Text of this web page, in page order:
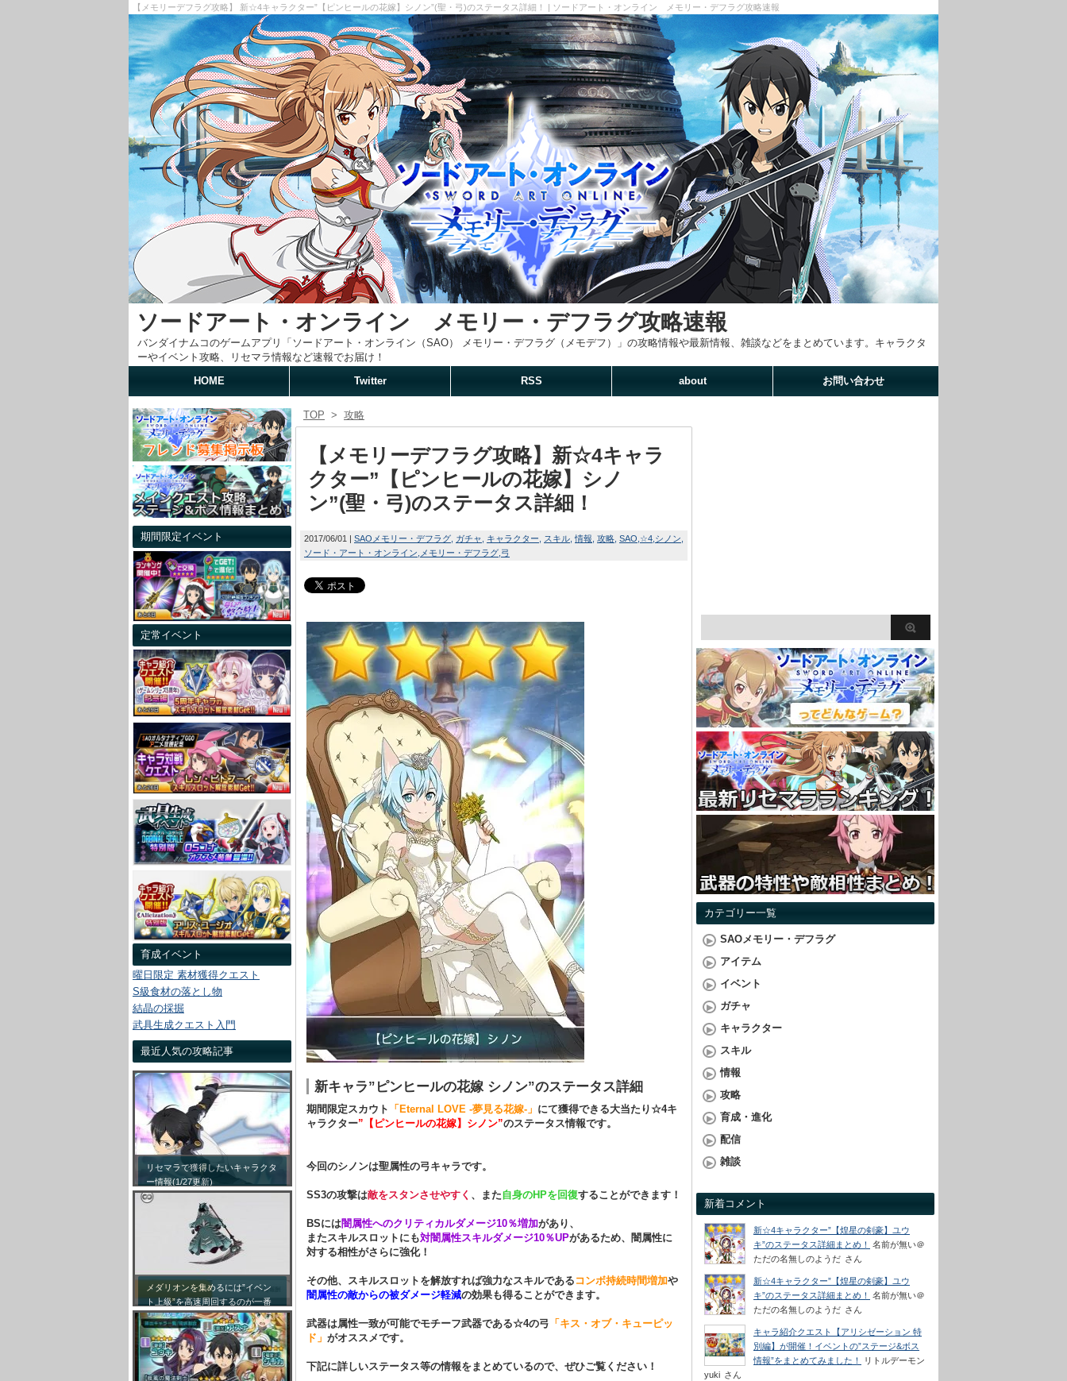
【メモリーデフラグ攻略】 新☆4キャラクター”【ピンヒールの花嫁】シノン”(聖・弓)のステータス詳細！ | ソードアート・オンライン メモリー・デフラグ攻略速報
ソードアート・オンライン メモリー・デフラグ攻略速報
バンダイナムコのゲームアプリ「ソードアート・オンライン（SAO） メモリー・デフラグ（メモデフ）」の攻略情報や最新情報、雑談などをまとめています。キャラクタ
ーやイベント攻略、リセマラ情報など速報でお届け！
HOME
Twitter RSS about お問い合わせ
期間限定イベント
定常イベント
育成イベント
曜日限定 素材獲得クエスト
S級食材の落とし物
結晶の採掘
武具生成クエスト入門
最近人気の攻略記事
リセマラで獲得したいキャラクタ
ー情報(1/27更新)
メダリオンを集めるには”イベン
ト上級”を高速周回するのが一番
効率が良い模様！
TOP > 攻略
【メモリーデフラグ攻略】新☆4キャラ
クター”【ピンヒールの花嫁】シノ
ン”(聖・弓)のステータス詳細！
2017/06/01 SAOメモリー・デフラグ ガチャ キャラクター スキル 情報 攻略 SAO ☆4 シノン
ソード・アート・オンライン メモリー・デフラグ 弓
新キャラ”ピンヒールの花嫁 シノン”のステータス詳細
期間限定スカウト 「Eternal LOVE -夢見る花嫁-」 にて獲得できる大当たり☆4キ
ャラクター”【ピンヒールの花嫁】シノン”のステータス情報です。
今回のシノンは聖属性の弓キャラです。
SS3の攻撃は敵をスタンさせやすく 、また自身のHPを回復することができます！
BSには闇属性へのクリティカルダメージ10％増加があり、
またスキルスロットにも対闇属性スキルダメージ10％UPがあるため、闇属性に
対する相性がさらに強化！
その他、スキルスロットを解放すれば強力なスキルである コンボ持続時間増加や
闇属性の敵からの被ダメージ軽減の効果も得ることができます。
武器は属性一致が可能でモチーフ武器である☆4の弓 「キス・オブ・キューピッ
ド」 がオススメです。
下記に詳しいステータス等の情報をまとめているので、ぜひご覧ください！
カテゴリー一覧
SAOメモリー・デフラグ
アイテム
イベント
ガチャ
キャラクター
スキル
情報
攻略
育成・進化
配信
雑談
新着コメント
新☆4キャラクター”【煌星の剣豪】ユウ
キ”のステータス詳細まとめ！
名前が無い＠
ただの名無しのようだ さん
新☆4キャラクター”【煌星の剣豪】ユウ
キ”のステータス詳細まとめ！
名前が無い＠
ただの名無しのようだ さん
キャラ紹介クエスト【アリシゼーション 特
別編】が開催！イベントの”ステージ&ボス
情報”をまとめてみました！
リトルデーモン
yuki さん